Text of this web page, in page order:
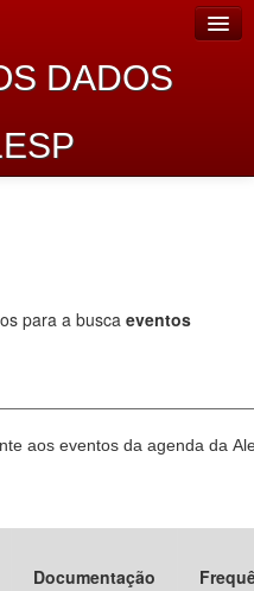
DADOS
para a busca eventos
aos eventos da agenda da
Documentação